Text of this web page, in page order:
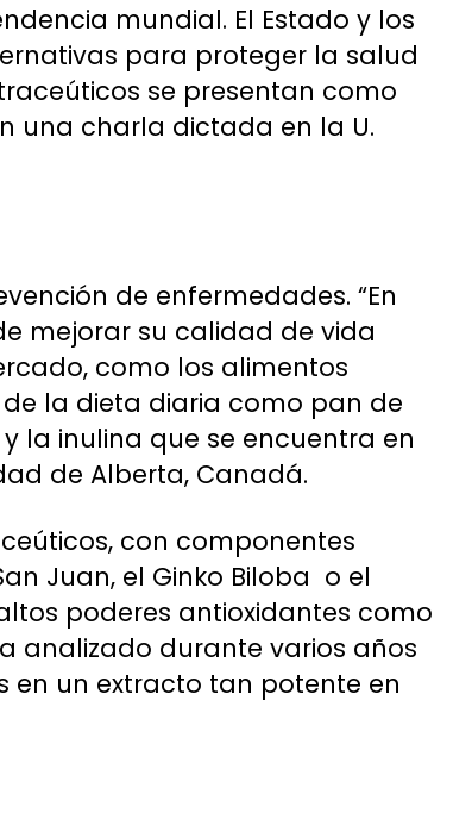
mundial. El Estado y los
para proteger la salud
se presentan como
una charla dictada en la U.
de enfermedades. “En
mejorar su calidad de vida
como los alimentos
la dieta diaria como pan de
la inulina que se encuentra en
de Alberta, Canadá.
con componentes
Juan, el Ginko Biloba o el
poderes antioxidantes como
analizado durante varios años
en un extracto tan potente en